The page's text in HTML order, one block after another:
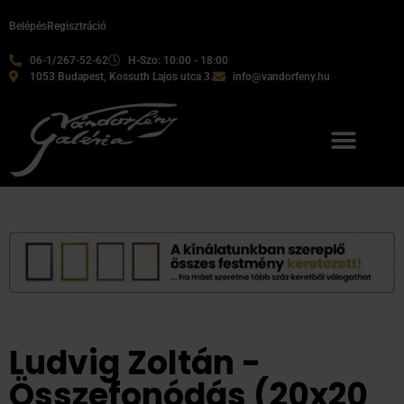
06-1/267-52-62
H-Szo: 10:00 - 18:00
1053 Budapest, Kossuth Lajos utca 3.
info@vandorfeny.hu
BelépésRegisztráció
Ludvig Zoltán -